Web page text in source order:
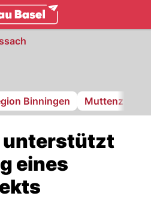
Binningen Muttenz
unterstützt
eines